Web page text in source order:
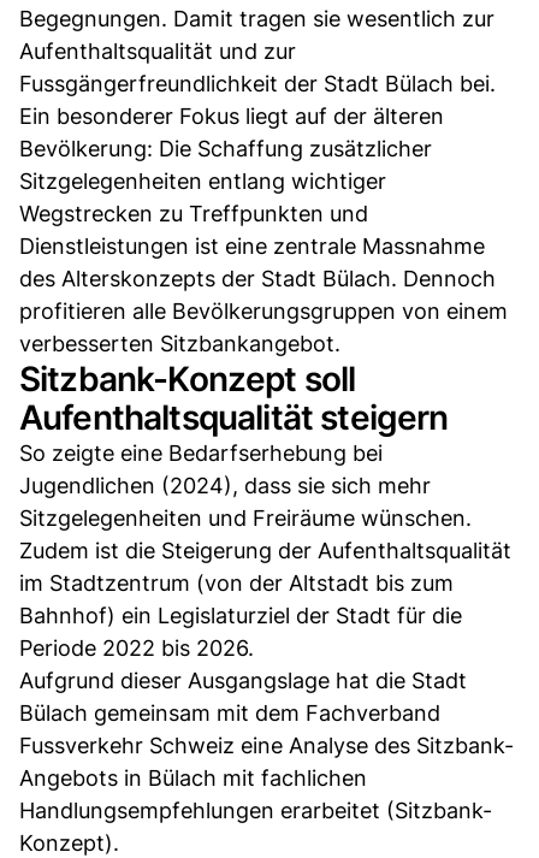
Begegnungen. Damit tragen sie wesentlich zur
Aufenthaltsqualität und zur
Fussgängerfreundlichkeit der Stadt Bülach bei.
Ein besonderer Fokus liegt auf der älteren
Bevölkerung: Die Schaffung zusätzlicher
Sitzgelegenheiten entlang wichtiger
Wegstrecken zu Treffpunkten und
Dienstleistungen ist eine zentrale Massnahme
des Alterskonzepts der Stadt Bülach. Dennoch
profitieren alle Bevölkerungsgruppen von einem
verbesserten Sitzbankangebot.
Sitzbank-Konzept soll
Aufenthaltsqualität steigern
So zeigte eine Bedarfserhebung bei
Jugendlichen (2024), dass sie sich mehr
Sitzgelegenheiten und Freiräume wünschen.
Zudem ist die Steigerung der Aufenthaltsqualität
im Stadtzentrum (von der Altstadt bis zum
Bahnhof) ein Legislaturziel der Stadt für die
Periode 2022 bis 2026.
Aufgrund dieser Ausgangslage hat die Stadt
Bülach gemeinsam mit dem Fachverband
Fussverkehr Schweiz eine Analyse des Sitzbank-
Angebots in Bülach mit fachlichen
Handlungsempfehlungen erarbeitet (Sitzbank-
Konzept).